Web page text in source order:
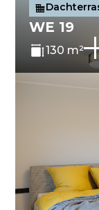
WE 19
130 m²